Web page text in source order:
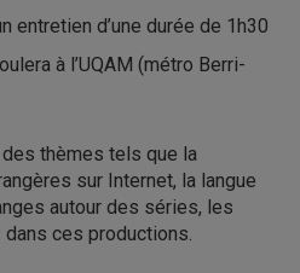
entretien d’une durée de 1h30
à l’UQAM (métro Berri-
thèmes tels que la
sur Internet, la langue
autour des séries, les
ces productions.